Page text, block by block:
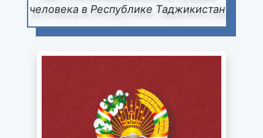
человека в Республике Таджикистан